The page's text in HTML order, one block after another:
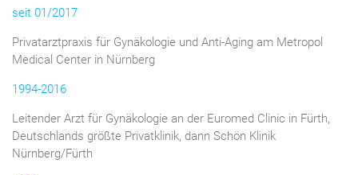
seit 01/2017
Privatarztpraxis für Gynäkologie und Anti-Aging am Metropol
Medical Center in Nürnberg
1994-2016
Leitender Arzt für Gynäkologie an der Euromed Clinic in Fürth,
Deutschlands größte Privatklinik, dann Schön Klinik
Nürnberg/Fürth